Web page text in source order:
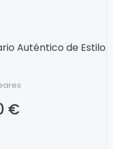
Auténtico de Estilo
€